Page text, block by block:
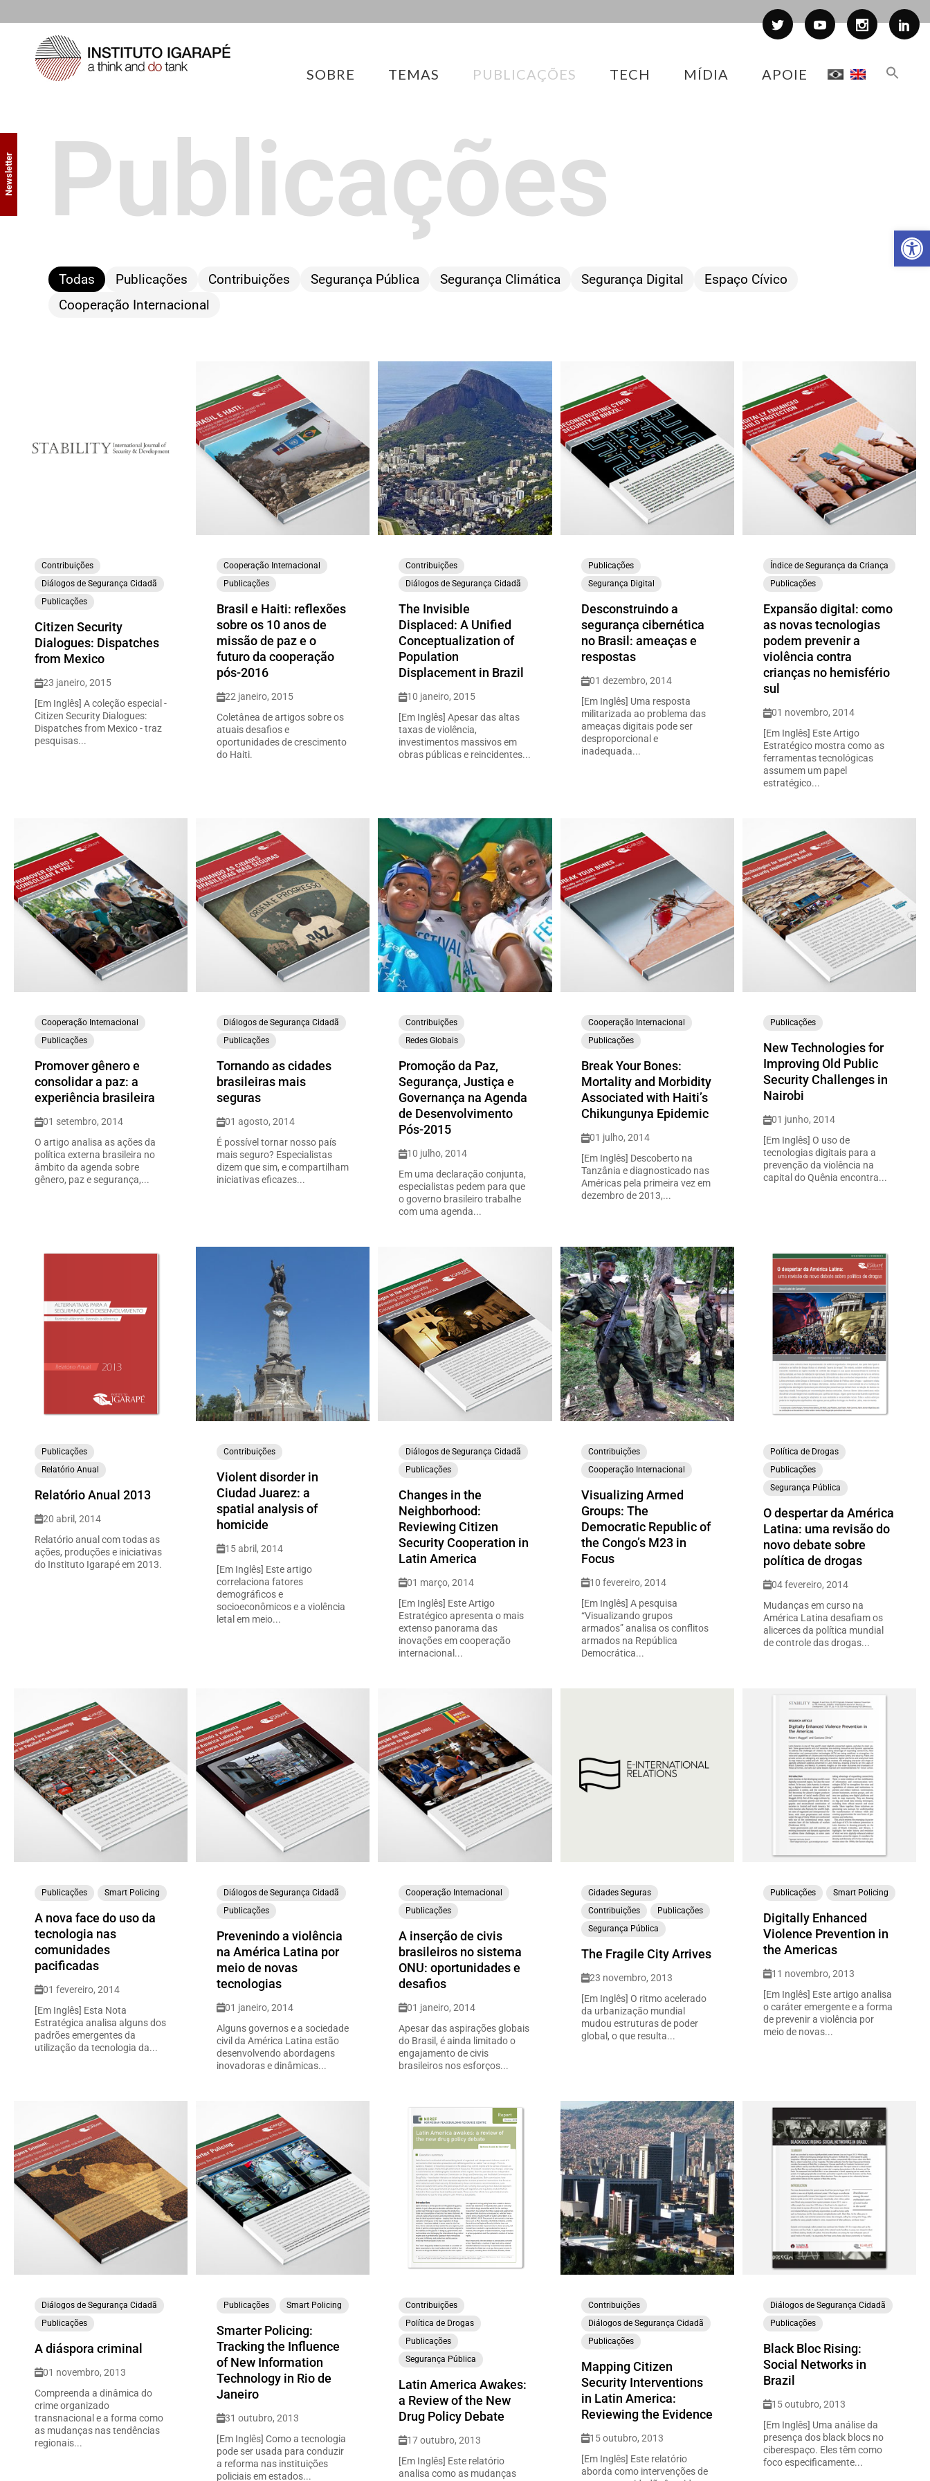
SOBRE TEMAS PUBLICAÇÕES TECH MÍDIA APOIE
Publicações
Todas Publicações Contribuições Segurança Pública Segurança Climática Segurança Digital
Espaço Cívico
Cooperação Internacional
Contribuições
Diálogos de Segurança Cidadã
Publicações
Citizen Security
Dialogues: Dispatches
from Mexico
23 janeiro, 2015
[Em Inglês] A coleção especial -
Citizen Security Dialogues:
Dispatches from Mexico - traz
pesquisas...
Cooperação Internacional
Publicações
Brasil e Haiti: reflexões
sobre os 10 anos de
missão de paz e o
futuro da cooperação
pós-2016
22 janeiro, 2015
Coletânea de artigos sobre os
atuais desafios e
oportunidades de crescimento
do Haiti.
Contribuições
Diálogos de Segurança Cidadã
The Invisible
Displaced: A Unified
Conceptualization of
Population
Displacement in Brazil
10 janeiro, 2015
[Em Inglês] Apesar das altas
taxas de violência,
investimentos massivos em
obras públicas e reincidentes...
Publicações
Segurança Digital
Desconstruindo a
segurança cibernética
no Brasil: ameaças e
respostas
01 dezembro, 2014
[Em Inglês] Uma resposta
militarizada ao problema das
ameaças digitais pode ser
desproporcional e
inadequada...
Índice de Segurança da Criança
Publicações
Expansão digital: como
as novas tecnologias
podem prevenir a
violência contra
crianças no hemisfério
sul
01 novembro, 2014
[Em Inglês] Este Artigo
Estratégico mostra como as
ferramentas tecnológicas
assumem um papel
estratégico...
Cooperação Internacional
Publicações
Promover gênero e
consolidar a paz: a
experiência brasileira
01 setembro, 2014
O artigo analisa as ações da
política externa brasileira no
âmbito da agenda sobre
gênero, paz e segurança,...
Diálogos de Segurança Cidadã
Publicações
Tornando as cidades
brasileiras mais
seguras
01 agosto, 2014
É possível tornar nosso país
mais seguro? Especialistas
dizem que sim, e compartilham
iniciativas eficazes...
Contribuições
Redes Globais
Promoção da Paz,
Segurança, Justiça e
Governança na Agenda
de Desenvolvimento
Pós-2015
10 julho, 2014
Em uma declaração conjunta,
especialistas pedem para que
o governo brasileiro trabalhe
com uma agenda...
Cooperação Internacional
Publicações
Break Your Bones:
Mortality and Morbidity
Associated with Haiti’s
Chikungunya Epidemic
01 julho, 2014
[Em Inglês] Descoberto na
Tanzânia e diagnosticado nas
Américas pela primeira vez em
dezembro de 2013,...
Publicações
New Technologies for
Improving Old Public
Security Challenges in
Nairobi
01 junho, 2014
[Em Inglês] O uso de
tecnologias digitais para a
prevenção da violência na
capital do Quênia encontra...
Publicações
Relatório Anual
Relatório Anual 2013
20 abril, 2014
Relatório anual com todas as
ações, produções e iniciativas
do Instituto Igarapé em 2013.
Contribuições
Violent disorder in
Ciudad Juarez: a
spatial analysis of
homicide
15 abril, 2014
[Em Inglês] Este artigo
correlaciona fatores
demográficos e
socioeconômicos e a violência
letal em meio...
Diálogos de Segurança Cidadã
Publicações
Changes in the
Neighborhood:
Reviewing Citizen
Security Cooperation in
Latin America
01 março, 2014
[Em Inglês] Este Artigo
Estratégico apresenta o mais
extenso panorama das
inovações em cooperação
internacional...
Contribuições
Cooperação Internacional
Visualizing Armed
Groups: The
Democratic Republic of
the Congo’s M23 in
Focus
10 fevereiro, 2014
[Em Inglês] A pesquisa
“Visualizando grupos
armados” analisa os conflitos
armados na República
Democrática...
Política de Drogas
Publicações
Segurança Pública
O despertar da América
Latina: uma revisão do
novo debate sobre
política de drogas
04 fevereiro, 2014
Mudanças em curso na
América Latina desafiam os
alicerces da política mundial
de controle das drogas...
Publicações Smart Policing
A nova face do uso da
tecnologia nas
comunidades
pacificadas
01 fevereiro, 2014
[Em Inglês] Esta Nota
Estratégica analisa alguns dos
padrões emergentes da
utilização da tecnologia da...
Diálogos de Segurança Cidadã
Publicações
Prevenindo a violência
na América Latina por
meio de novas
tecnologias
01 janeiro, 2014
Alguns governos e a sociedade
civil da América Latina estão
desenvolvendo abordagens
inovadoras e dinâmicas...
Cooperação Internacional
Publicações
A inserção de civis
brasileiros no sistema
ONU: oportunidades e
desafios
01 janeiro, 2014
Apesar das aspirações globais
do Brasil, é ainda limitado o
engajamento de civis
brasileiros nos esforços...
Cidades Seguras
Contribuições
Publicações
Segurança Pública
The Fragile City Arrives
23 novembro, 2013
[Em Inglês] O ritmo acelerado
da urbanização mundial
mudou estruturas de poder
global, o que resulta...
Publicações Smart Policing
Digitally Enhanced
Violence Prevention in
the Americas
11 novembro, 2013
[Em Inglês] Este artigo analisa
o caráter emergente e a forma
de prevenir a violência por
meio de novas...
Diálogos de Segurança Cidadã
Publicações
A diáspora criminal
01 novembro, 2013
Compreenda a dinâmica do
crime organizado
transnacional e a forma como
as mudanças nas tendências
regionais...
Publicações Smart Policing
Smarter Policing:
Tracking the Influence
of New Information
Technology in Rio de
Janeiro
31 outubro, 2013
[Em Inglês] Como a tecnologia
pode ser usada para conduzir
a reforma nas instituições
policiais em estados...
Contribuições
Política de Drogas
Publicações
Segurança Pública
Latin America Awakes:
a Review of the New
Drug Policy Debate
17 outubro, 2013
[Em Inglês] Este relatório
analisa como as mudanças
Contribuições
Diálogos de Segurança Cidadã
Publicações
Mapping Citizen
Security Interventions
in Latin America:
Reviewing the Evidence
15 outubro, 2013
[Em Inglês] Este relatório
aborda como intervenções de
Diálogos de Segurança Cidadã
Publicações
Black Bloc Rising:
Social Networks in
Brazil
15 outubro, 2013
[Em Inglês] Uma análise da
presença dos black blocs no
ciberespaço. Eles têm como
foco especificamente...
Newsletter